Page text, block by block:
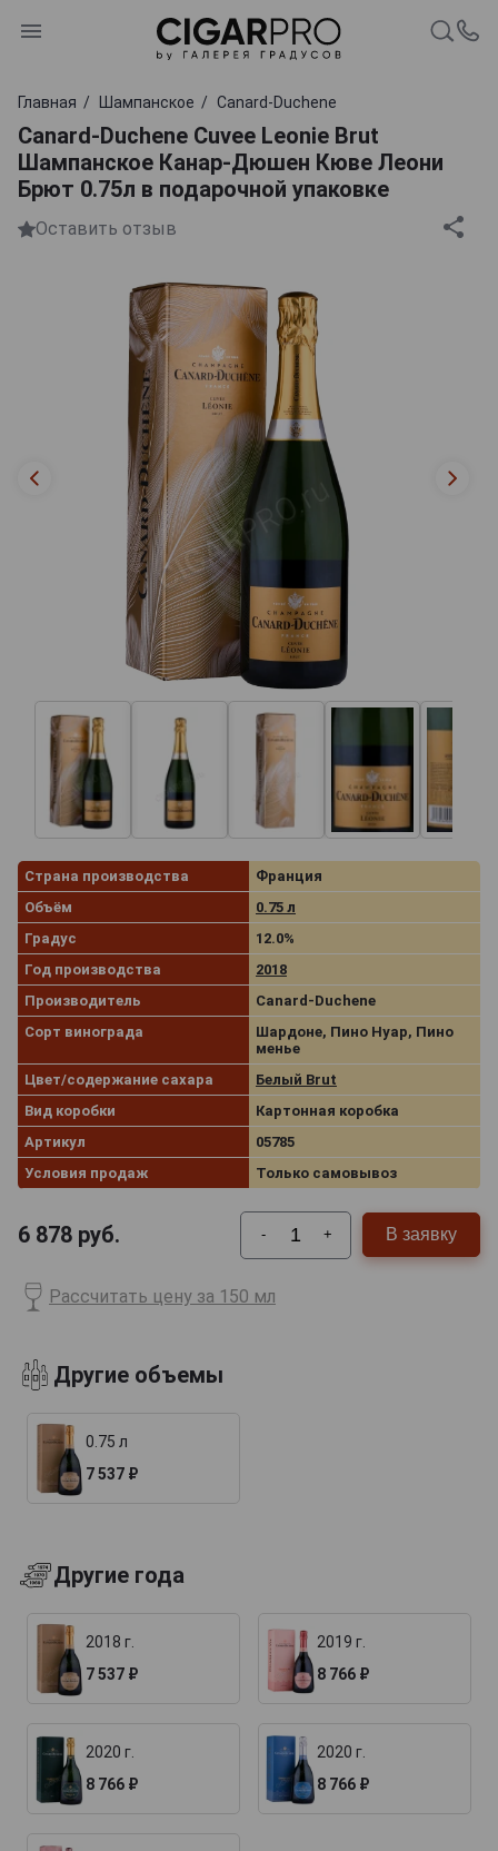
Главная Шампанское Canard-Duchene
Canard-Duchene Cuvee Leonie Brut
Шампанское Канар-Дюшен Кюве Леони
Брют 0.75л в подарочной упаковке
Оставить отзыв
Страна производства
Франция
Объём
0.75 л
Градус
12.0%
Год производства
2018
Производитель
Canard-Duchene
Сорт винограда
Шардоне, Пино Нуар, Пино
менье
Цвет/содержание сахара
Белый Brut
Вид коробки
Картонная коробка
Артикул
05785
Условия продаж
Только самовывоз
6 878 руб. - + В заявку
Рассчитать цену за 150 мл
Другие объемы
0.75 л
7 537 ₽
Другие года
2018 г.
7 537 ₽
2019 г.
8 766 ₽
2020 г.
8 766 ₽
2020 г.
8 766 ₽